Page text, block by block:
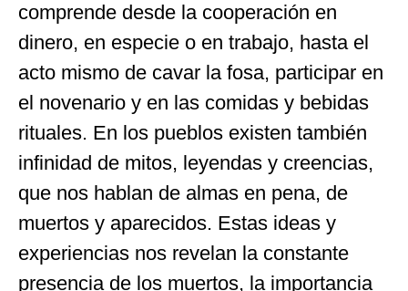
comprende desde la cooperación en
dinero, en especie o en trabajo, hasta el
acto mismo de cavar la fosa, participar en
el novenario y en las comidas y bebidas
rituales. En los pueblos existen también
infinidad de mitos, leyendas y creencias,
que nos hablan de almas en pena, de
muertos y aparecidos. Estas ideas y
experiencias nos revelan la constante
presencia de los muertos, la importancia